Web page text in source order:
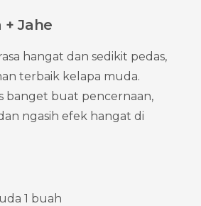
+ Jahe
hangat dan sedikit pedas,
terbaik kelapa muda.
banget buat pencernaan,
ngasih efek hangat di
1 buah